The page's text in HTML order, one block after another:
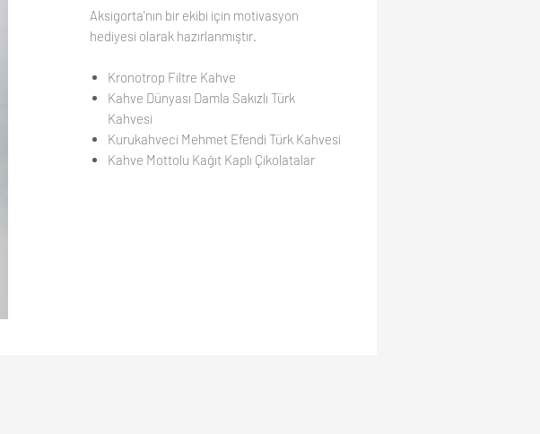
Aksigorta'nın bir ekibi için motivasyon
hediyesi olarak hazırlanmıştır.
Kronotrop Filtre Kahve
Kahve Dünyası Damla Sakızlı Türk
Kahvesi
Kurukahveci Mehmet Efendi Türk Kahvesi
Kahve Mottolu Kağıt Kaplı Çikolatalar